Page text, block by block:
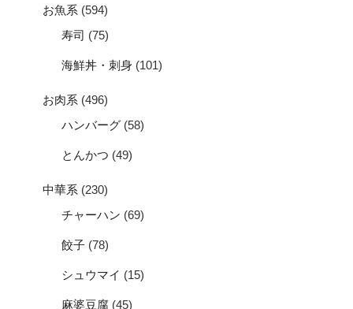
お魚系 (594)
寿司 (75)
海鮮丼・刺身 (101)
お肉系 (496)
ハンバーグ (58)
とんかつ (49)
中華系 (230)
チャーハン (69)
餃子 (78)
シュウマイ (15)
麻婆豆腐 (45)